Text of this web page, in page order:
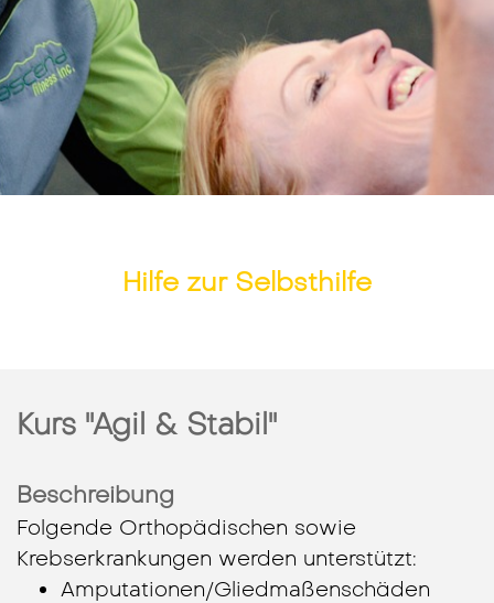
Hilfe zur Selbsthilfe
Kurs "Agil & Stabil"
Beschreibung
Folgende Orthopädischen sowie
Krebserkrankungen werden unterstützt:
Amputationen/Gliedmaßenschäden